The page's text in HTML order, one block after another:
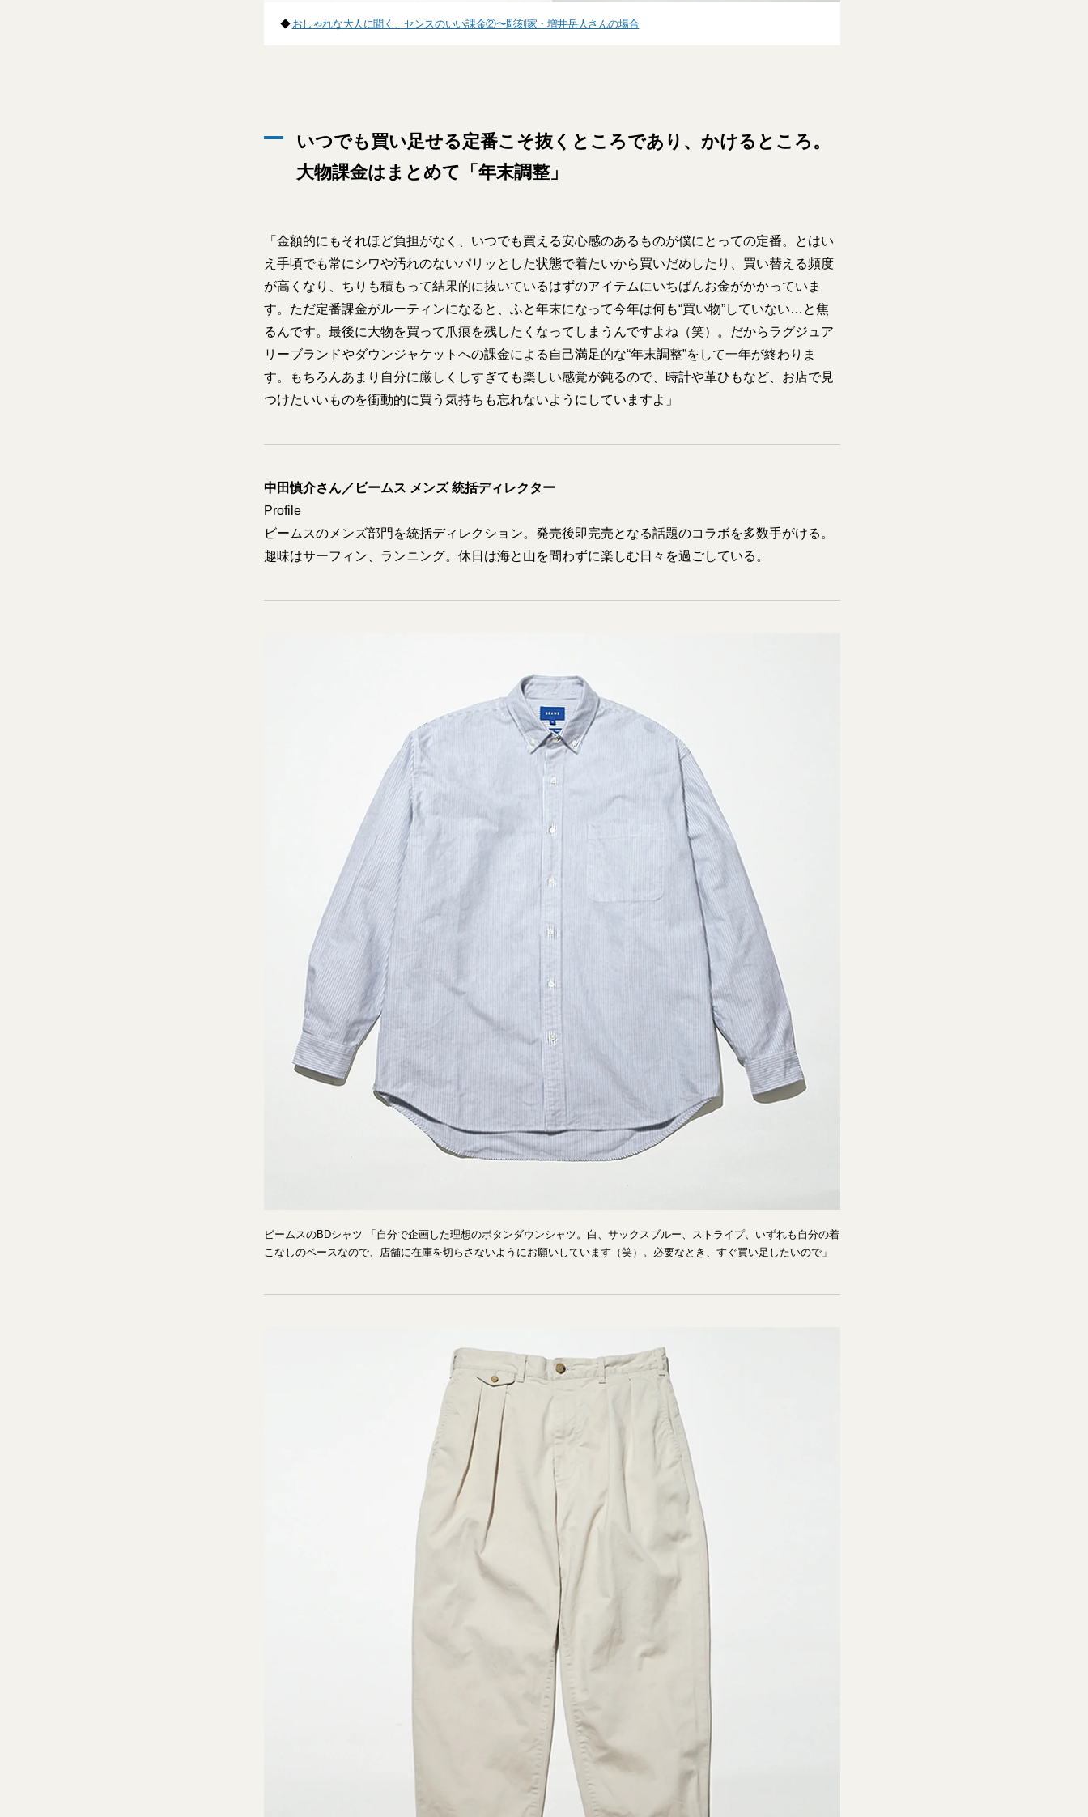
◆ おしゃれな大人に聞く、センスのいい課金②〜彫刻家・増井岳人さんの場合
いつでも買い足せる定番こそ抜くところであり、かけるところ。
大物課金はまとめて「年末調整」
「金額的にもそれほど負担がなく、いつでも買える安心感のあるものが僕にとっての定番。とはい
え手頃でも常にシワや汚れのないパリッとした状態で着たいから買いだめしたり、買い替える頻度
が高くなり、ちりも積もって結果的に抜いているはずのアイテムにいちばんお金がかかっていま
す。ただ定番課金がルーティンになると、ふと年末になって今年は何も“買い物”していない…と焦
るんです。最後に大物を買って爪痕を残したくなってしまうんですよね（笑）。だからラグジュア
リーブランドやダウンジャケットへの課金による自己満足的な“年末調整”をして一年が終わりま
す。もちろんあまり自分に厳しくしすぎても楽しい感覚が鈍るので、時計や革ひもなど、お店で見
つけたいいものを衝動的に買う気持ちも忘れないようにしていますよ」
中田慎介さん／ビームス メンズ 統括ディレクター
Profile
ビームスのメンズ部門を統括ディレクション。発売後即完売となる話題のコラボを多数手がける。
趣味はサーフィン、ランニング。休日は海と山を問わずに楽しむ日々を過ごしている。
ビームスのBDシャツ 「自分で企画した理想のボタンダウンシャツ。白、サックスブルー、ストライプ、いずれも自分の着
こなしのベースなので、店舗に在庫を切らさないようにお願いしています（笑）。必要なとき、すぐ買い足したいので」